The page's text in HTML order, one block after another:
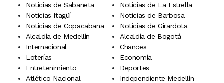
Noticias de Sabaneta
Noticias de La Estrella
Noticias Itagüí
Noticias de Barbosa
Noticias de Copacabana
Noticias de Girardota
Alcaldía de Medellín
Alcaldía de Bogotá
Internacional
Chances
Loterías
Economía
Entretenimiento
Deportes
Atlético Nacional
Independiente Medellín